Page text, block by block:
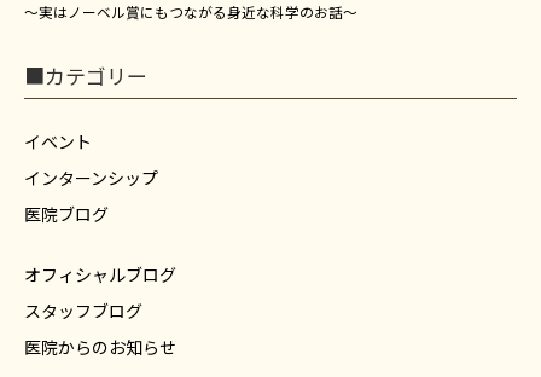
～実はノーベル賞にもつながる身近な科学のお話～
■カテゴリー
イベント
インターンシップ
医院ブログ
オフィシャルブログ
スタッフブログ
医院からのお知らせ